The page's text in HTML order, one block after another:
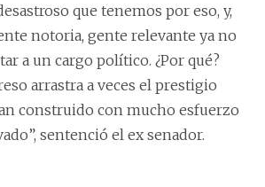
que tenemos por eso, y,
notoria, gente relevante ya no
a un cargo político. ¿Por qué?
arrastra a veces el prestigio
construido con mucho esfuerzo
sentenció el ex senador.